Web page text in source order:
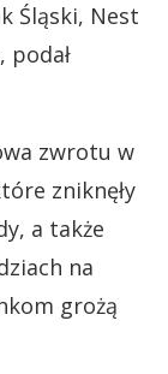
Śląski, Nest
podał
zwrotu w
zniknęły
a także
na
grożą